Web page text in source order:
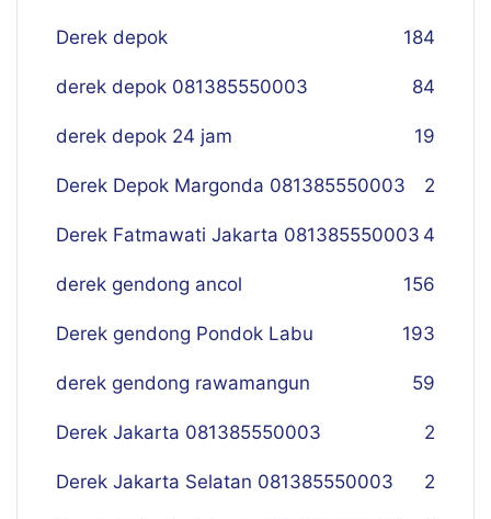
Derek depok 184
derek depok 081385550003 84
derek depok 24 jam 19
Derek Depok Margonda 081385550003 2
Derek Fatmawati Jakarta 081385550003 4
derek gendong ancol 156
Derek gendong Pondok Labu 193
derek gendong rawamangun 59
Derek Jakarta 081385550003 2
Derek Jakarta Selatan 081385550003 2